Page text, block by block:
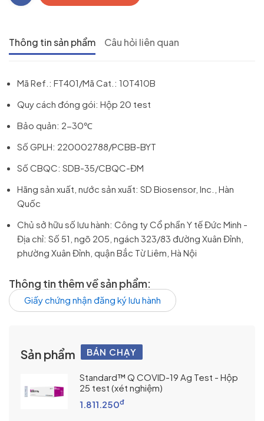
Thông tin sản phẩm Câu hỏi liên quan
Mã Ref.: FT401/Mã Cat.: 10T410B
Quy cách đóng gói: Hộp 20 test
Bảo quản: 2-30℃
Số GPLH: 220002788/PCBB-BYT
Số CBQC: SDB-35/CBQC-ĐM
Hãng sản xuất, nước sản xuất: SD Biosensor, Inc., Hàn
Quốc
Chủ sở hữu số lưu hành: Công ty Cổ phần Y tế Đức Minh -
Địa chỉ: Số 51, ngõ 205, ngách 323/83 đường Xuân Đỉnh,
phường Xuân Đỉnh, quận Bắc Từ Liêm, Hà Nội
Thông tin thêm về sản phẩm:
Giấy chứng nhận đăng ký lưu hành
Sản phẩm BÁN CHẠY
Standard™ Q COVID-19 Ag Test - Hộp
25 test (xét nghiệm)
1.811.250đ